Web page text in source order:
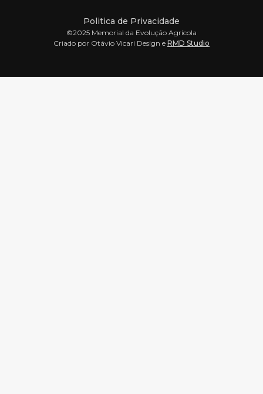
Politica de Privacidade
©2025 Memorial da Evolução Agrícola
Criado por Otávio Vicari Design e RMD Studio